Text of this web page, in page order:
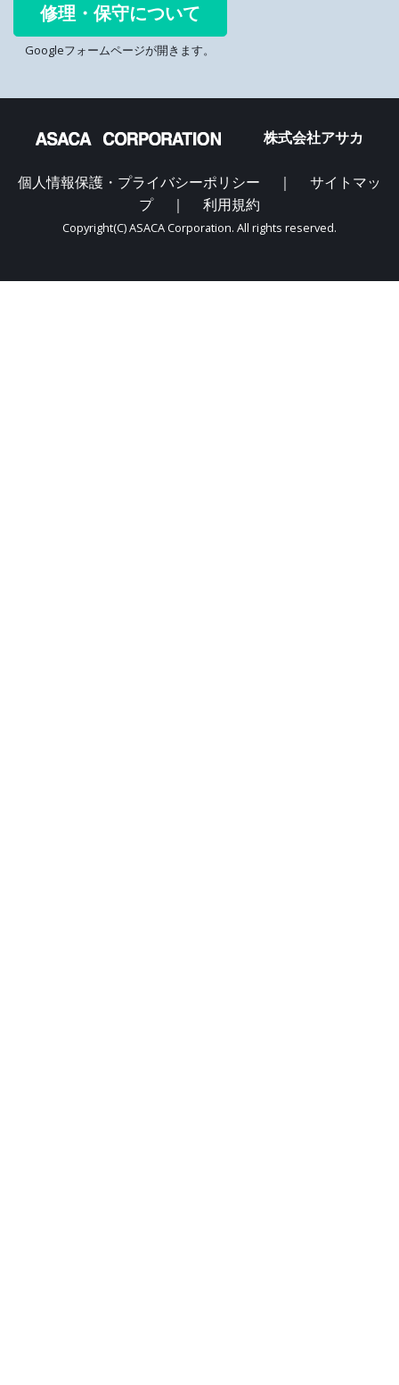
修理・保守について
Googleフォームページが開きます。
株式会社アサカ
個人情報保護・プライバシーポリシー ｜
サイトマッ
プ
｜ 利用規約
Copyright(C) ASACA Corporation. All rights reserved.